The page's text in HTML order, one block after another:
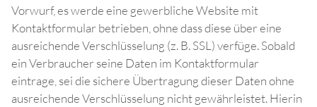
Vorwurf, es werde eine gewerbliche Website mit
Kontaktformular betrieben, ohne dass diese über eine
ausreichende Verschlüsselung (z. B. SSL) verfüge. Sobald
ein Verbraucher seine Daten im Kontaktformular
eintrage, sei die sichere Übertragung dieser Daten ohne
ausreichende Verschlüsselung nicht gewährleistet. Hierin